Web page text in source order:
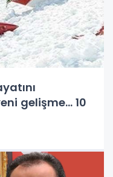
gelişme... 10